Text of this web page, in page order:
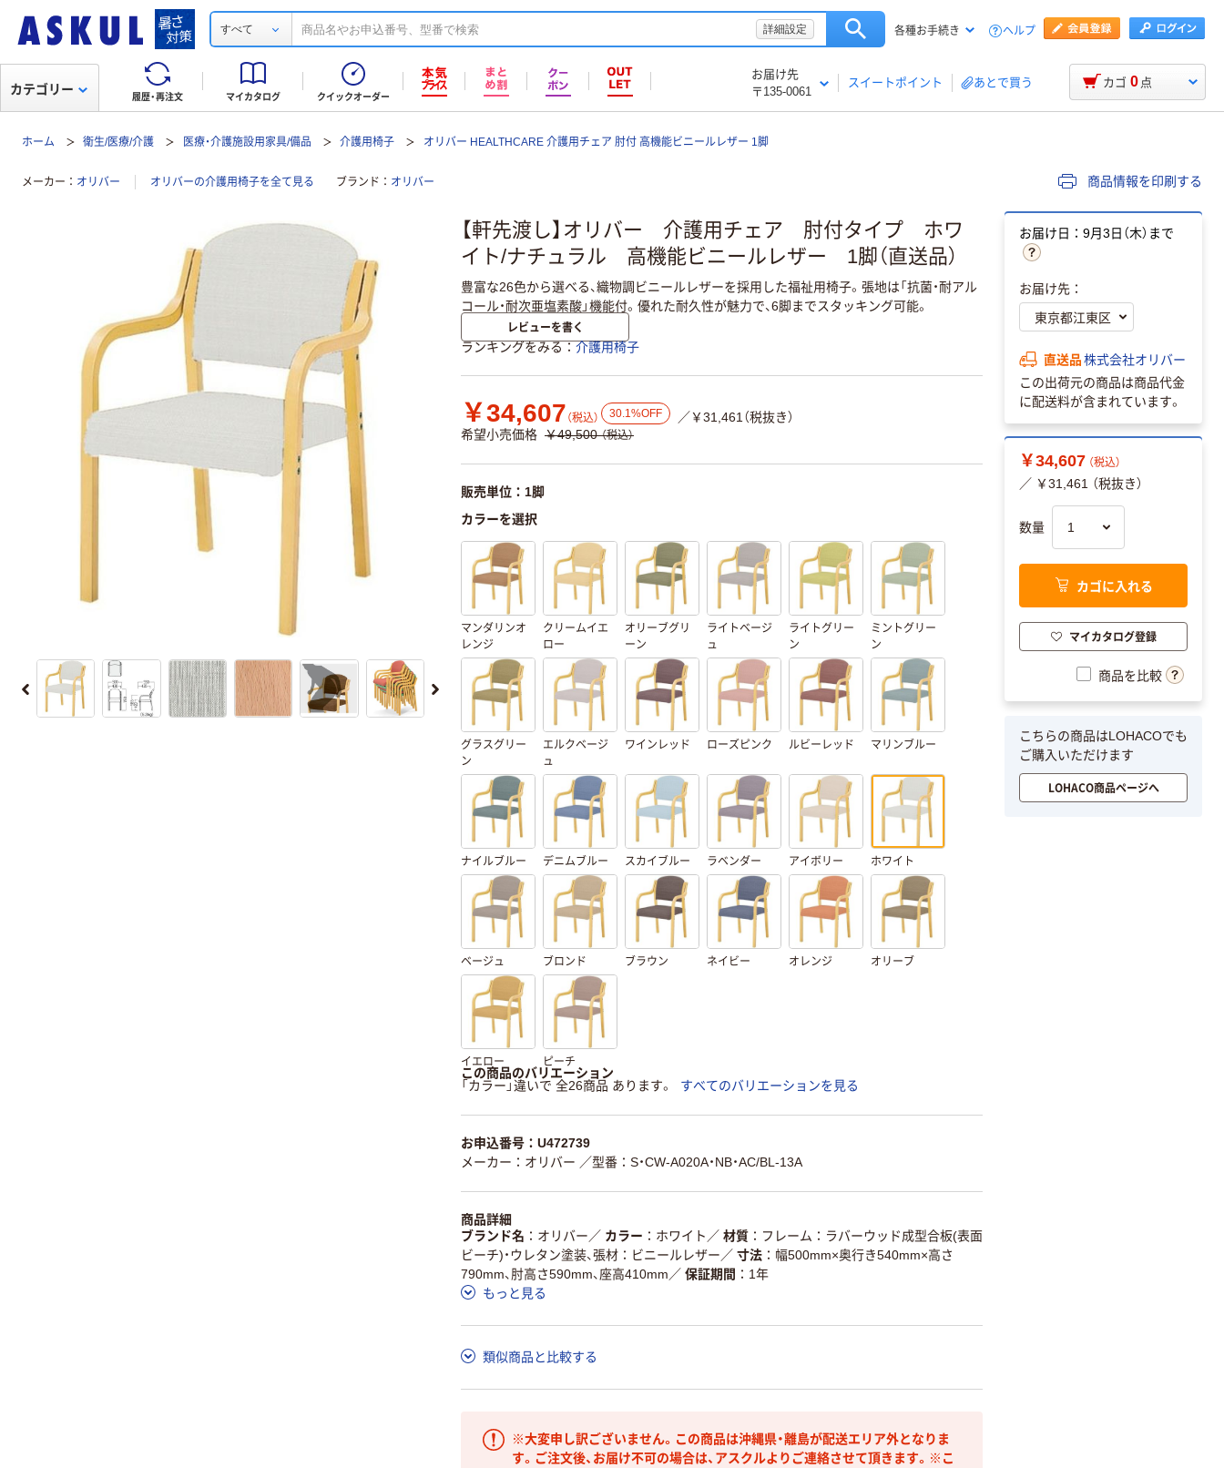
すべて 詳細設定 各種お手続き ヘルプ
履歴・再注文 マイカタログ クイックオーダー
お届け先
〒135-0061
スイートポイント あとで買う
カテゴリー カゴ 0 点
ホーム 衛生/医療/介護 医療・介護施設用家具/備品 介護用椅子 オリバー HEALTHCARE 介護用チェア 肘付 高機能ビニールレザー 1脚
メーカー オリバー オリバーの介護用椅子を全て見る ブランド オリバー 商品情報を印刷する
【軒先渡し】オリバー 介護用チェア 肘付タイプ ホワ
イト/ナチュラル 高機能ビニールレザー 1脚（直送品）
豊富な26色から選べる、織物調ビニールレザーを採用した福祉用椅子。張地は「抗菌・耐アル
コール・耐次亜塩素酸」機能付。優れた耐久性が魅力で、6脚までスタッキング可能。
レビューを書く
ランキングをみる 介護用椅子
￥34,607 （税込） 30.1%OFF
／￥31,461（税抜き）
希望小売価格 ￥49,500 （税込）
販売単位：1脚
カラーを選択
マンダリンオ
レンジ
クリームイエ
ロー
オリーブグリ
ーン
ライトベージ
ュ
ライトグリー
ン
ミントグリー
ン
グラスグリー
ン
エルクベージ
ュ
ワインレッド ローズピンク ルビーレッド マリンブルー
ナイルブルー デニムブルー スカイブルー ラベンダー アイボリー ホワイト
ベージュ ブロンド ブラウン ネイビー オレンジ オリーブ
イエロー ピーチ
この商品のバリエーション
「カラー」違いで 全26商品 あります。
すべてのバリエーションを見る
お申込番号：U472739
メーカー：オリバー ／型番：S・CW-A020A・NB・AC/BL-13A
商品詳細
ブランド名
オリバー ／ カラー ホワイト ／ 材質
フレーム：ラバーウッド成型合板(表面
ビーチ)・ウレタン塗装、張材：ビニールレザー ／ 寸法
幅500mm×奥行き540mm×高さ
790mm、肘高さ590mm、座高410mm ／ 保証期間
1年
もっと見る
類似商品と比較する
※大変申し訳ございません。この商品は沖縄県・離島が配送エリア外となりま
す。ご注文後、お届け不可の場合は、アスクルよりご連絡させて頂きます。※こ
お届け日：9月3日（木）まで
お届け先：
直送品株式会社オリバー
この出荷元の商品は商品代金
に配送料が含まれています。
￥34,607 （税込）
／ ￥31,461 （税抜き）
数量
カゴに入れる
マイカタログ登録
商品を比較
こちらの商品はLOHACOでも
ご購入いただけます
LOHACO商品ページへ